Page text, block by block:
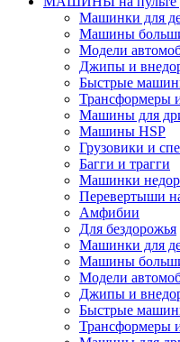
Машинки для
Машины
Модели
Джипы и
Быстрые
Трансформеры
Машины для
Машины HSP
Грузовики и
Багги и трагги
Машинки
Перевертыши
Амфибии
Для бездорожья
Машинки для
Машины
Модели
Джипы и
Быстрые
Трансформеры